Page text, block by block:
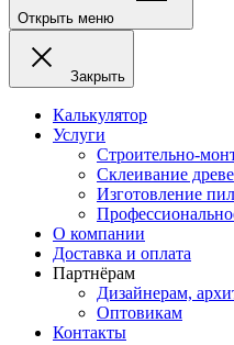
Открыть меню
Закрыть
Калькулятор
Услуги
Строительно-
Склеивание
Изготовление
О компании
Доставка и оплата
Партнёрам
Дизайнерам,
Оптовикам
Контакты